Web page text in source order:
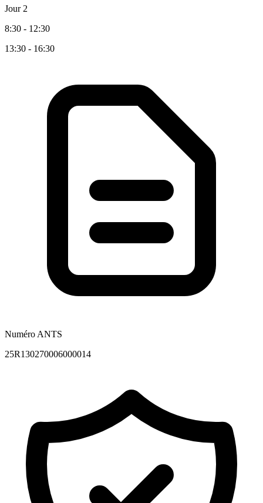
Jour 2
8:30 - 12:30
13:30 - 16:30
Numéro ANTS
25R130270006000014